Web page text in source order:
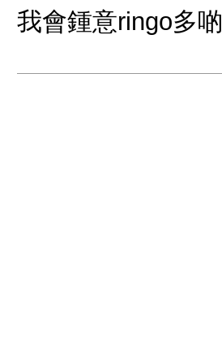
我會鍾意ringo多啲